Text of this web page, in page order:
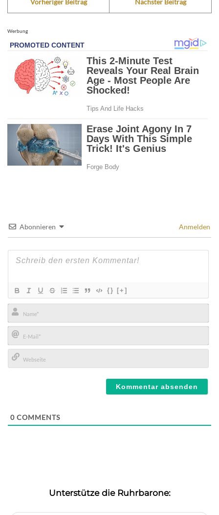
Werbung
Abonnieren Anmelden
{} [+]
Name*
E-
Mail*
0 COMMENTS
Unterstütze die Ruhrbarone: